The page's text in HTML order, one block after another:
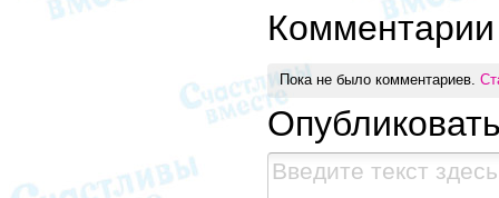
Комментарии
Пока не было комментариев.